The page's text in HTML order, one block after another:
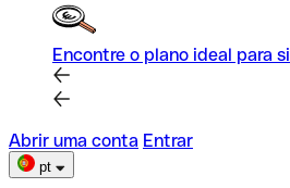
Encontre o plano ideal para si
Abrir uma conta Entrar
pt